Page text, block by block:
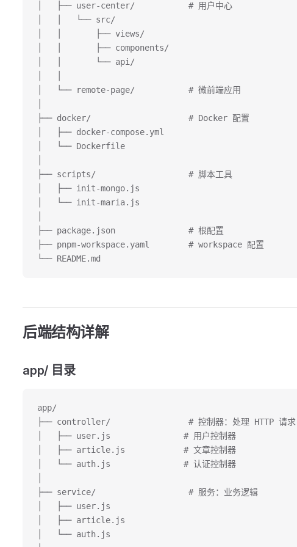
│   ├── user-center/           # 用户中心
│   │   └── src/
│   │       ├── views/
│   │       ├── components/
│   │       └── api/
│   └── remote-page/           # 微前端应用
├── docker/                    # Docker 配置
│   ├── docker-compose.yml
│   └── Dockerfile
├── scripts/                   # 脚本工具
│   ├── init-mongo.js
│   └── init-maria.js
├── package.json               # 根配置
├── pnpm-workspace.yaml        # workspace 配置
└── README.md
后端结构详解
app/ 目录
app/
├── controller/                # 控制器：处理 HTTP 请求
│   ├── user.js               # 用户控制器
│   ├── article.js            # 文章控制器
│   └── auth.js               # 认证控制器
├── service/                   # 服务：业务逻辑
│   ├── user.js
│   ├── article.js
│   └── auth.js